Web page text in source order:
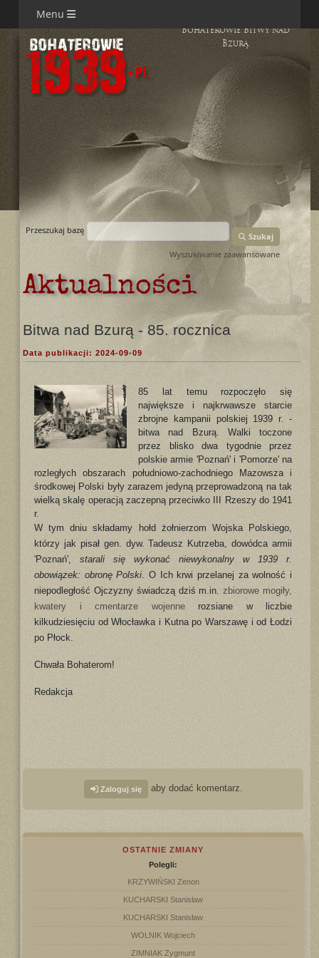
Menu
Bohaterowie Bitwy nad
Bzurą
Przeszukaj bazę
Szukaj
Wyszukiwanie zaawansowane
Aktualności
Bitwa nad Bzurą - 85. rocznica
Data publikacji: 2024-09-09
85 lat temu rozpoczęło się
największe i najkrwawsze starcie
zbrojne kampanii polskiej 1939 r. -
bitwa nad Bzurą. Walki toczone
przez blisko dwa tygodnie przez
polskie armie 'Poznań' i 'Pomorze' na
rozległych obszarach południowo-zachodniego Mazowsza i
środkowej Polski były zarazem jedyną przeprowadzoną na tak
wielką skalę operacją zaczepną przeciwko III Rzeszy do 1941
r.
W tym dniu składamy hołd żołnierzom Wojska Polskiego,
którzy jak pisał gen. dyw. Tadeusz Kutrzeba, dowódca armii
'Poznań', starali się wykonać niewykonalny w 1939 r.
obowiązek: obronę Polski. O Ich krwi przelanej za wolność i
niepodległość Ojczyzny świadczą dziś m.in.zbiorowe mogiły,
kwatery i cmentarze wojennerozsiane w liczbie
kilkudziesięciu od Włocławka i Kutna po Warszawę i od Łodzi
po Płock.
Chwała Bohaterom!
Redakcja
Zaloguj się aby dodać komentarz.
OSTATNIE ZMIANY
Polegli:
KRZYWIŃSKI Zenon
KUCHARSKI Stanisław
KUCHARSKI Stanisław
WOLNIK Wojciech
ZIMNIAK Zygmunt